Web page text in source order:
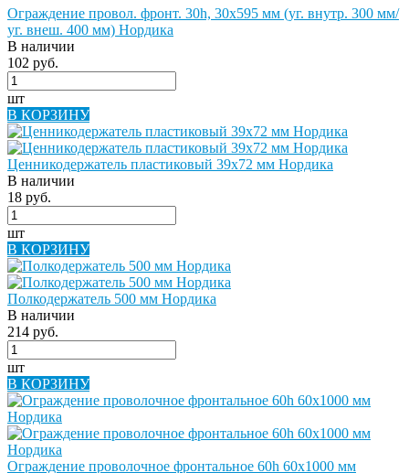
Ограждение провол. фронт. 30h, 30х595 мм (уг. внутр. 300 мм/
уг. внеш. 400 мм) Нордика
В наличии
102 руб.
шт
В КОРЗИНУ
Ценникодержатель пластиковый 39х72 мм Нордика
В наличии
18 руб.
шт
В КОРЗИНУ
Полкодержатель 500 мм Нордика
В наличии
214 руб.
шт
В КОРЗИНУ
Ограждение проволочное фронтальное 60h 60х1000 мм